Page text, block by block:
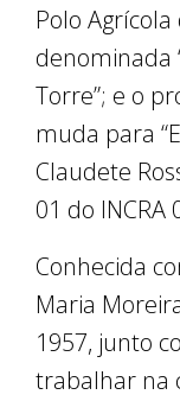
Polo
denominada
Torre”; e o
muda para
Claudete
01 do INCRA
Conhecida
Maria
1957, junto
trabalhar na